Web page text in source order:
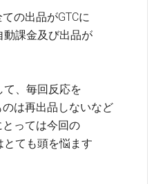
の出品がGTCに
動課金及び出品が
、毎回反応を
は再出品しないなど
っては今回の
とても頭を悩ます